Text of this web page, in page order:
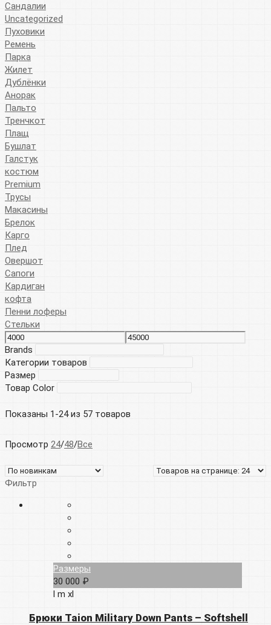
Сандалии
Uncategorized
Пуховики
Ремень
Парка
Жилет
Дублёнки
Анорак
Пальто
Тренчкот
Плащ
Бушлат
Галстук
костюм
Premium
Трусы
Макасины
Брелок
Карго
Плед
Овершот
Сапоги
Кардиган
кофта
Пенни лоферы
Стельки
Brands
Категории товаров
Размер
Товар Color
Показаны 1-24 из 57 товаров
Просмотр 24/48/Все
Фильтр
Размеры
30 000 ₽
m xl
Брюки Taion Military Down Pants – Softshell